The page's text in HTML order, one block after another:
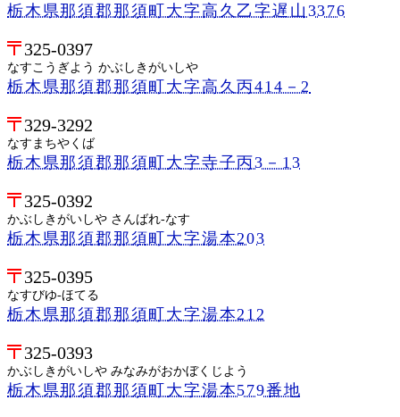
栃木県那須郡那須町大字高久乙字遅山3376
325-0397
なすこうぎよう かぶしきがいしや
栃木県那須郡那須町大字高久丙414－2
329-3292
なすまちやくば
栃木県那須郡那須町大字寺子丙3－13
325-0392
かぶしきがいしや さんばれ-なす
栃木県那須郡那須町大字湯本203
325-0395
なすびゆ-ほてる
栃木県那須郡那須町大字湯本212
325-0393
かぶしきがいしや みなみがおかぼくじよう
栃木県那須郡那須町大字湯本579番地